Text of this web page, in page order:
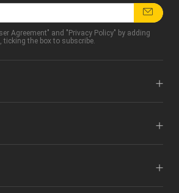
Agreement" and "Privacy Policy" by adding
ticking the box to subscribe.